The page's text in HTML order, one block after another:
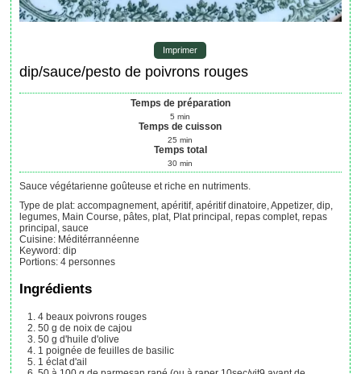
Imprimer
dip/sauce/pesto de poivrons rouges
Temps de préparation
5 min
Temps de cuisson
25 min
Temps total
30 min
Sauce végétarienne goûteuse et riche en nutriments.
Type de plat: accompagnement, apéritif, apéritif dinatoire, Appetizer, dip,
legumes, Main Course, pâtes, plat, Plat principal, repas complet, repas
principal, sauce
Cuisine: Méditérrannéenne
Keyword: dip
Portions:4 personnes
Ingrédients
4 beaux poivrons rouges
50 g de noix de cajou
50 g d'huile d'olive
1 poignée de feuilles de basilic
1 éclat d'ail